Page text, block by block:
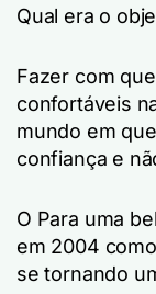
Qual era o
Fazer com
confortáveis
mundo em
confiança e
O Para uma
em 2004
se tornando